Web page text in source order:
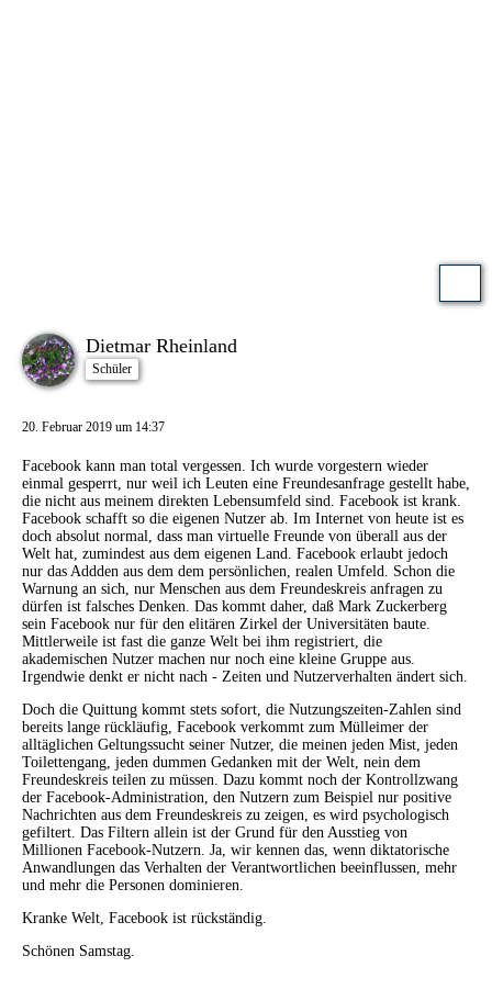
Dietmar Rheinland
Schüler
20. Februar 2019 um 14:37
Facebook kann man total vergessen. Ich wurde vorgestern wieder
einmal gesperrt, nur weil ich Leuten eine Freundesanfrage gestellt habe,
die nicht aus meinem direkten Lebensumfeld sind. Facebook ist krank.
Facebook schafft so die eigenen Nutzer ab. Im Internet von heute ist es
doch absolut normal, dass man virtuelle Freunde von überall aus der
Welt hat, zumindest aus dem eigenen Land. Facebook erlaubt jedoch
nur das Addden aus dem dem persönlichen, realen Umfeld. Schon die
Warnung an sich, nur Menschen aus dem Freundeskreis anfragen zu
dürfen ist falsches Denken. Das kommt daher, daß Mark Zuckerberg
sein Facebook nur für den elitären Zirkel der Universitäten baute.
Mittlerweile ist fast die ganze Welt bei ihm registriert, die
akademischen Nutzer machen nur noch eine kleine Gruppe aus.
Irgendwie denkt er nicht nach - Zeiten und Nutzerverhalten ändert sich.
Doch die Quittung kommt stets sofort, die Nutzungszeiten-Zahlen sind
bereits lange rückläufig, Facebook verkommt zum Mülleimer der
alltäglichen Geltungssucht seiner Nutzer, die meinen jeden Mist, jeden
Toilettengang, jeden dummen Gedanken mit der Welt, nein dem
Freundeskreis teilen zu müssen. Dazu kommt noch der Kontrollzwang
der Facebook-Administration, den Nutzern zum Beispiel nur positive
Nachrichten aus dem Freundeskreis zu zeigen, es wird psychologisch
gefiltert. Das Filtern allein ist der Grund für den Ausstieg von
Millionen Facebook-Nutzern. Ja, wir kennen das, wenn diktatorische
Anwandlungen das Verhalten der Verantwortlichen beeinflussen, mehr
und mehr die Personen dominieren.
Kranke Welt, Facebook ist rückständig.
Schönen Samstag.